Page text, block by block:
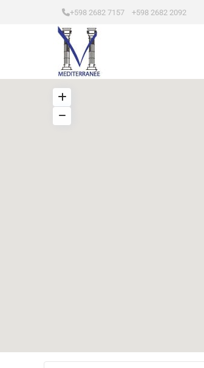
+598 2682 7157 +598 2682 2092